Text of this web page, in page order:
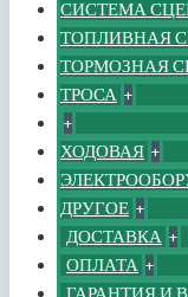
СИСТЕМА
ТОПЛИВНАЯ
ТОРМОЗНАЯ
ТРОСА +
+
ХОДОВАЯ +
ДРУГОЕ +
ДОСТАВКА +
ОПЛАТА +